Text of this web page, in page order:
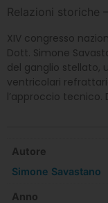
Relazioni storiche
XIV congresso
Dott. Simone
del ganglio
ventricolari
l’approccio tecnico.
Autore
Simone Savastano
Anno